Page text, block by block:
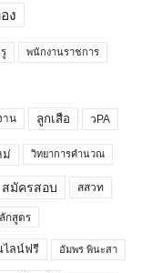
ง
พนักงานราชการ
าน ลูกเสือ วPA
ม่ วิทยาการคำนวณ
สมัครสอบ สสวท
กสูตร
ไลน์ฟรี อัมพร พินะสา